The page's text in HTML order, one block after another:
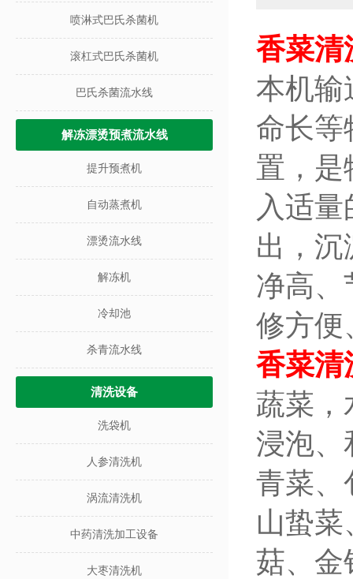
喷淋式巴氏杀菌机
滚杠式巴氏杀菌机
巴氏杀菌流水线
解冻漂烫预煮流水线
提升预煮机
自动蒸煮机
漂烫流水线
解冻机
冷却池
杀青流水线
清洗设备
洗袋机
人参清洗机
涡流清洗机
中药清洗加工设备
大枣清洗机
香菜清
本机输
命长等
置，是
入适
出，沉
净高、
修方便
香菜清
蔬菜，
浸泡、
青菜、
山蛰
菇、金